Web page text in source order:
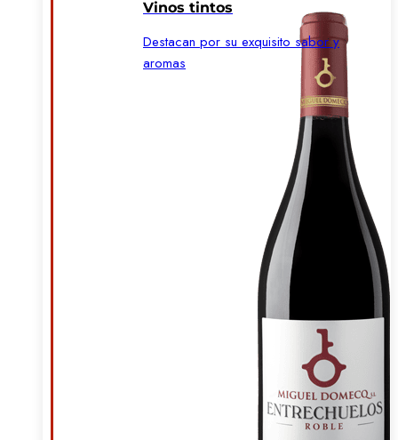
Vinos tintos
Destacan por su exquisito sabor y
aromas